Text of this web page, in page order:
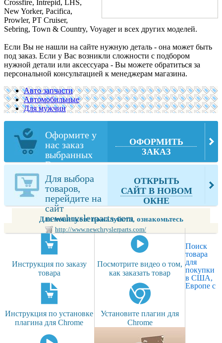
Crossfire, Intrepid, LHS,
New Yorker, Pacifica,
Prowler, PT Cruiser,
Sebring, Town & Country, Voyager и всех других моделей.
Если Вы не нашли на сайте нужную деталь - она может быть
под заказ. Если у Вас возникли сложности с подбором
нужной детали или аксессуара - Вы можете обратиться за
персональной консультацией к менеджерам магазина.
Авто запчасти
Автомобильные
Для мужчин
Оформите у
нас заказ
выбранных
Вами товаров
из
newchryslerparts.com
ОФОРМИТЬ
ЗАКАЗ
Для выбора
товаров,
перейдите на
сайт
newchryslerparts.com
http://www.newchryslerparts.com/
ОТКРЫТЬ
САЙТ В НОВОМ
ОКНЕ
Для новичков: пожалуйста, ознакомьтесь
Инструкция по заказу
товара
Посмотрите видео о том,
как заказать товар
Инструкция по установке
плагина для Chrome
Установите плагин для
Chrome
Поиск
товара
для
покупки
в США,
Европе с